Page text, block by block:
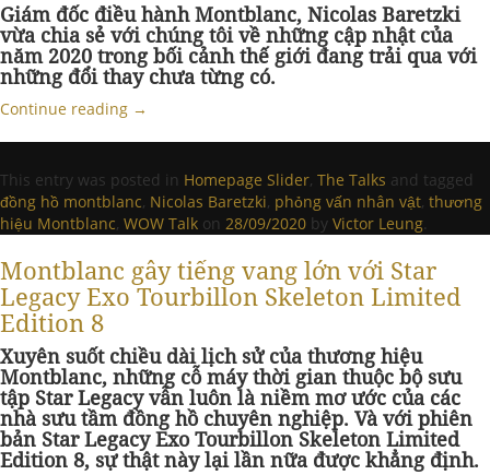
Giám đốc điều hành Montblanc, Nicolas Baretzki
vừa chia sẻ với chúng tôi về những cập nhật của
năm 2020 trong bối cảnh thế giới đang trải qua với
những đổi thay chưa từng có.
Continue reading →
This entry was posted in Homepage Slider, The Talks and tagged
đồng hồ montblanc, Nicolas Baretzki, phỏng vấn nhân vật, thương
hiệu Montblanc, WOW Talk on 28/09/2020 by Victor Leung.
Montblanc gây tiếng vang lớn với Star
Legacy Exo Tourbillon Skeleton Limited
Edition 8
Xuyên suốt chiều dài lịch sử của thương hiệu
Montblanc, những cỗ máy thời gian thuộc bộ sưu
tập Star Legacy vẫn luôn là niềm mơ ước của các
nhà sưu tầm đồng hồ chuyên nghiệp. Và với phiên
bản Star Legacy Exo Tourbillon Skeleton Limited
Edition 8, sự thật này lại lần nữa được khẳng định.